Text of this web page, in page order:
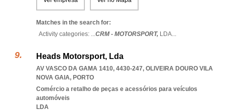
Matches in the search for:
Activity categories: ...CRM - MOTORSPORT, LDA...
Heads Motorsport, Lda
AV VASCO DA GAMA 1410, 4430-247, OLIVEIRA DOURO VILA
NOVA GAIA, PORTO
Comércio a retalho de peças e acessórios para veículos
automóveis
LDA